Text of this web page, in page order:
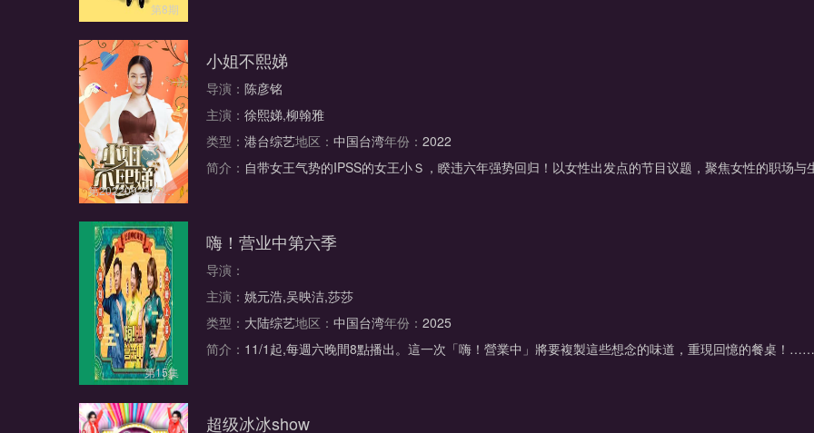
第8期
第20220923集/共0集
小姐不熙娣
导演：陈彦铭
主演：徐熙娣,柳翰雅
类型：港台综艺地区：中国台湾年份：2022
简介： 自带女王气势的IPSS的女王小Ｓ，睽违六年强势回归！以女性出发点的节目议题，聚焦女性的职场
第15集
嗨！营业中第六季
导演：
主演：姚元浩,吴映洁,莎莎
类型： 大陆综艺地区：中国台湾年份：2025
简介： 11/1起,每週六晚間8點播出。這一次「嗨！營業中」將要複製這些想念的味道，重現回憶的餐桌！
超级冰冰show